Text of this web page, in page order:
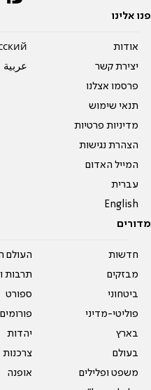
פנו אלינו
אודות
יצירת קשר
פרסמו אצלנו
תנאי שימוש
מדיניות פרטיות
הצהרת נגישות
המייל האדום
עברית
English
عربية
מדורים
חדשות
מבזקים
ביטחוני
פוליטי-מדיני
בארץ
בעולם
משפט ופלילים
העולם
תרבות
ספורט
פורומים
יהדות
צרכנות
אופנה